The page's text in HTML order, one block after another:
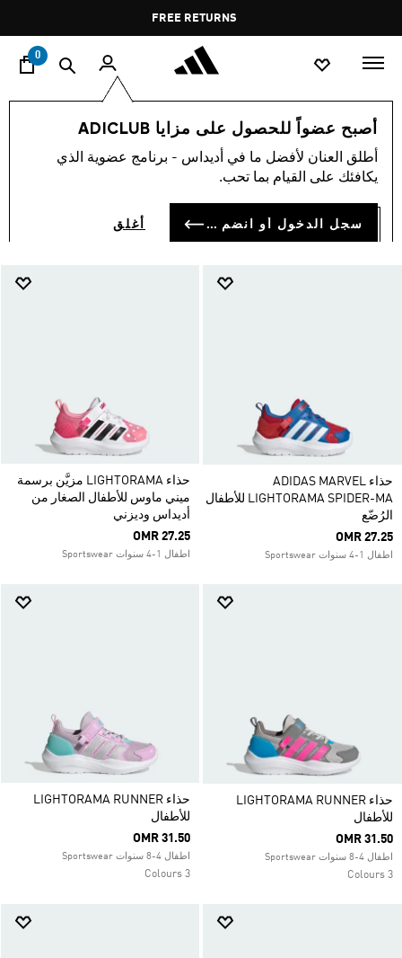
Pause
promotion
rotation
FREE DELIVERY OVER 60 OMR
0
أصبح عضواً للحصول على مزايا ADICLUB
أطلق العنان لأفضل ما في أديداس - برنامج عضوية الذي
يكافئك على القيام بما تحب.
سجل الدخول أو انضم الآن أغلق
الأطفال أحذية
أحذية الأطفال (920)
حذاء ADIDAS MARVEL
LIGHTORAMA SPIDER-MA للأطفال
الرُضّع
OMR 27.25
اطفال 1-4 سنوات Sportswear
حذاء LIGHTORAMA مزيَّن برسمة
ميني ماوس للأطفال الصغار من
أديداس وديزني
OMR 27.25
اطفال 1-4 سنوات Sportswear
حذاء LIGHTORAMA RUNNER
للأطفال
OMR 31.50
اطفال 4-8 سنوات Sportswear
3 Colours
حذاء LIGHTORAMA RUNNER
للأطفال
OMR 31.50
اطفال 4-8 سنوات Sportswear
3 Colours